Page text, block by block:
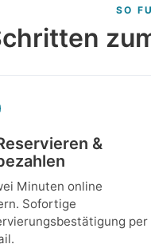
SO
&
Minuten online
Sofortige
per